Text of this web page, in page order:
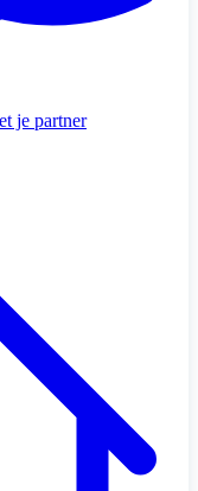
je partner